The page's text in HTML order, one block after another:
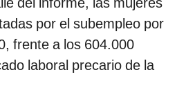
por el subempleo por
frente a los 604.000
laboral precario de la